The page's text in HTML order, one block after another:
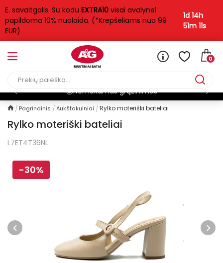
E. savaitgalis. Su kodu EXTRA10 visai avalynei
papildoma 10% nuolaida. (*Krepšeliams nuo 99
EUR)
1d 14h
51m 11s
0
Nemokamas grąžinimas
Pagrindinis Aukštakulniai Rylko moteriški bateliai
Rylko moteriški bateliai
L7ET4T36NL
-30%